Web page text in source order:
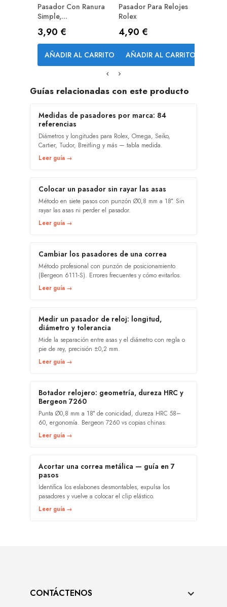
Pasador Con Ranura
Simple,...
Precio
3,90 €
AÑADIR AL CARRITO
Pasador Para Relojes
Rolex
Precio
4,90 €
AÑADIR AL CARRITO
Guías relacionadas con este producto
Medidas de pasadores por marca: 84
referencias
Diámetros y longitudes para Rolex, Omega, Seiko,
Cartier, Tudor, Breitling y más — tabla medida.
Leer guía →
Colocar un pasador sin rayar las asas
Método en siete pasos con punzón Ø0,8 mm a 18°. Sin
rayar las asas ni perder el pasador.
Leer guía →
Cambiar los pasadores de una correa
Método profesional con punzón de posicionamiento
(Bergeon 6111-S). Errores frecuentes y cómo evitarlos.
Leer guía →
Medir un pasador de reloj: longitud,
diámetro y tolerancia
Mide la separación entre asas y el diámetro con regla o
pie de rey, precisión ±0,2 mm.
Leer guía →
Botador relojero: geometría, dureza HRC y
Bergeon 7260
Punta Ø0,8 mm a 18° de conicidad, dureza HRC 58–
60, ergonomía. Bergeon 7260 vs copias chinas.
Leer guía →
Acortar una correa metálica — guía en 7
pasos
Identifica los eslabones desmontables, expulsa los
pasadores y vuelve a colocar el clip elástico.
Leer guía →
CONTÁCTENOS